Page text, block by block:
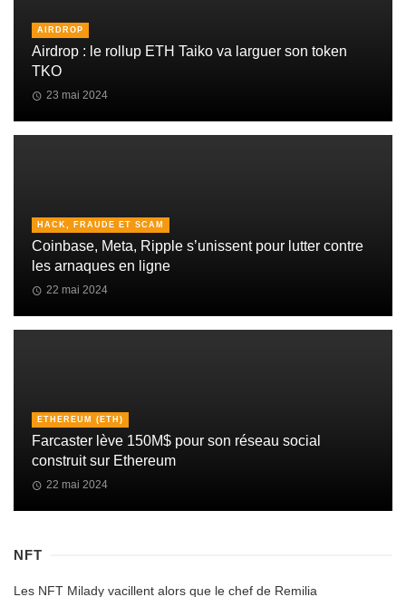
AIRDROP
Airdrop : le rollup ETH Taiko va larguer son token
TKO
23 mai 2024
HACK, FRAUDE ET SCAM
Coinbase, Meta, Ripple s’unissent pour lutter contre
les arnaques en ligne
22 mai 2024
ETHEREUM (ETH)
Farcaster lève 150M$ pour son réseau social
construit sur Ethereum
22 mai 2024
NFT
Les NFT Milady vacillent alors que le chef de Remilia